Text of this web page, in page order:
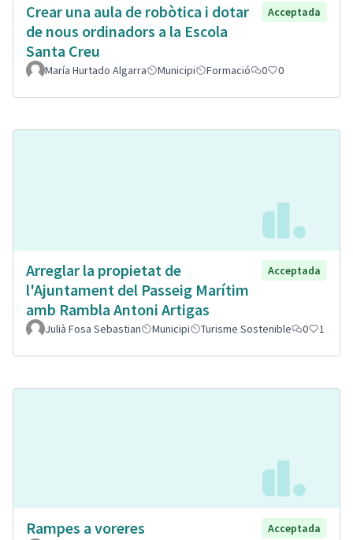
Crear una aula de robòtica i dotar
de nous ordinadors a la Escola
Santa Creu
Acceptada
María Hurtado Algarra Municipi Formació 0 0
Arreglar la propietat de
l'Ajuntament del Passeig Marítim
amb Rambla Antoni Artigas
Acceptada
Julià Fosa Sebastian Municipi Turisme Sostenible 0 1
Rampes a voreres Acceptada